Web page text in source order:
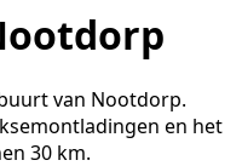
van Nootdorp.
en het
30 km.